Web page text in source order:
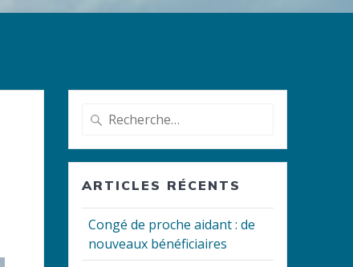
Recherche
:
ARTICLES RÉCENTS
Congé de proche aidant : de
nouveaux bénéficiaires